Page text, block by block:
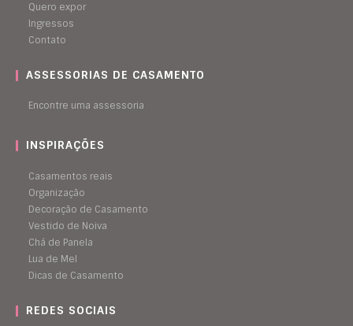
Quero expor
Ingressos
Contato
ASSESSORIAS DE CASAMENTO
Encontre uma assessoria
INSPIRAÇÕES
Casamentos reais
Organização
Decoração de Casamento
Vestido de Noiva
Chá de Panela
Lua de Mel
Dicas de Casamento
REDES SOCIAIS